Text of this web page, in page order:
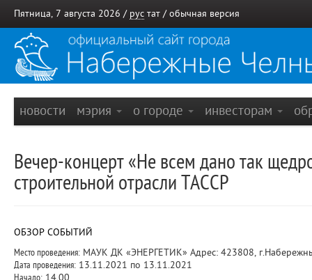
Пятница, 7 августа 2026 / рус тат / обычная версия
новости мэрия о городе инвесторам
Вечер-концерт «Не всем дано так
строительной отрасли ТАССР
ОБЗОР СОБЫТИЙ
Место проведения: МАУК ДК «ЭНЕРГЕТИК» Адрес: 423808,
Дата проведения: 13.11.2021 по 13.11.2021
Начало: 14.00